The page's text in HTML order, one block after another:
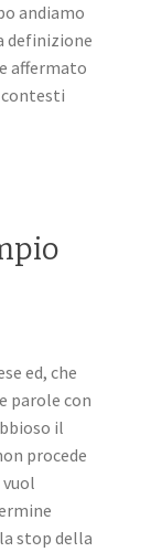
andiamo
definizione
affermato
ed, che
parole con
il
procede
stop della